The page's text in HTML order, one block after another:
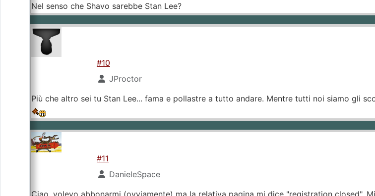
Nel senso che Shavo sarebbe Stan Lee?
#10
JProctor
Più che altro sei tu Stan Lee... fama e pollastre a tutto andare. Mentre tutti noi siamo gli
#11
DanieleSpace
Ciao, volevo abbonarmi (ovviamente) ma la relativa pagina mi dice "registration closed".